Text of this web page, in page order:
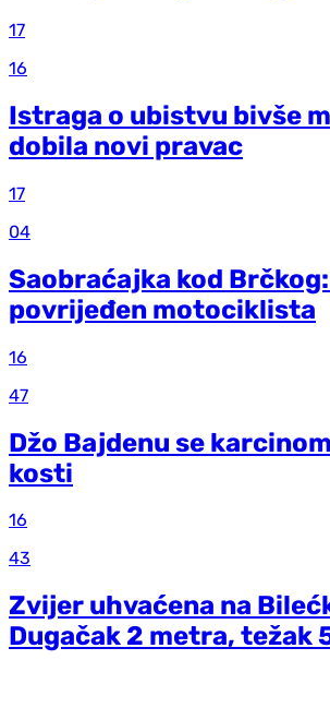
17
16
Istraga o ubistvu bivše
dobila novi pravac
17
04
Saobraćajka kod
povrijeđen motociklista
16
47
Džo Bajdenu se
kosti
16
43
Zvijer uhvaćena na
Dugačak 2 metra, težak